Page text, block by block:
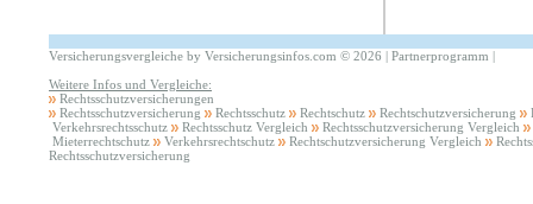
Versicherungsvergleiche by Versicherungsinfos.com © 2026 | Partnerprogramm |
Weitere Infos und Vergleiche:
Rechtsschutzversicherungen
Rechtsschutzversicherung
Rechtsschutz Rechtschutz Rechtschutzversicherung
Verkehrsrechtsschutz
Rechtsschutz Vergleich
Rechtsschutzversicherung Vergleich
Mieterrechtschutz
Verkehrsrechtschutz Rechtschutzversicherung Vergleich
Rechtsschutzversicherung